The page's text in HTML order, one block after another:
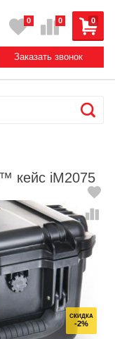
0
0 0
Заказать звонок
кейс iM2075
СКИДКА
-2%